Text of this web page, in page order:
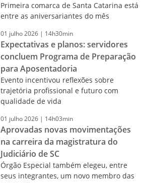
Primeira comarca de Santa Catarina está
entre as aniversariantes do mês
01 julho2026 | 14h30min
Expectativas e planos: servidores
concluem Programa de Preparação
para Aposentadoria
Evento incentivou reflexões sobre
trajetória profissional e futuro com
qualidade de vida
01 julho2026 | 14h03min
Aprovadas novas movimentações
na carreira da magistratura do
Judiciário de SC
Órgão Especial também elegeu, entre
seus integrantes, um novo membro das